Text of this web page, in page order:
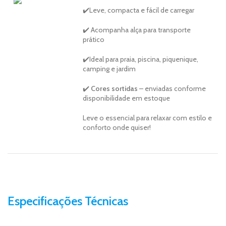
✔️Leve, compacta e fácil de carregar
✔️ Acompanha alça para transporte
prático
✔️Ideal para praia, piscina, piquenique,
camping e jardim
✔️ Cores sortidas – enviadas conforme
disponibilidade em estoque
Leve o essencial para relaxar com estilo e
conforto onde quiser!
Especificações Técnicas